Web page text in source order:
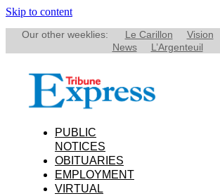
Skip to content
Our other weeklies: Le Carillon Vision
News
L’Argenteuil
PUBLIC
NOTICES
OBITUARIES
EMPLOYMENT
VIRTUAL